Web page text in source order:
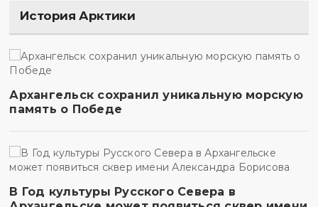
История Арктики
Архангельск сохранил уникальную морскую
память о Победе
В Год культуры Русского Севера в